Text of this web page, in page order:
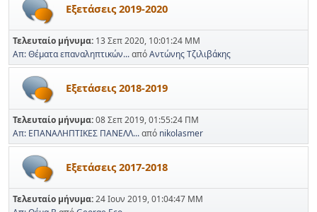
Εξετάσεις 2019-2020
Τελευταίο μήνυμα: 13 Σεπ 2020, 10:01:24 ΜΜ
Απ: Θέματα επαναληπτικών...απόΑντώνης Τζιλιβάκης
Εξετάσεις 2018-2019
Τελευταίο μήνυμα:08 Σεπ 2019, 01:55:24 ΠΜ
Απ: ΕΠΑΝΑΛΗΠΤΙΚΕΣ ΠΑΝΕΛΛ...από nikolasmer
Εξετάσεις 2017-2018
Τελευταίο μήνυμα:24 Ιουν 2019, 01:04:47 ΜΜ